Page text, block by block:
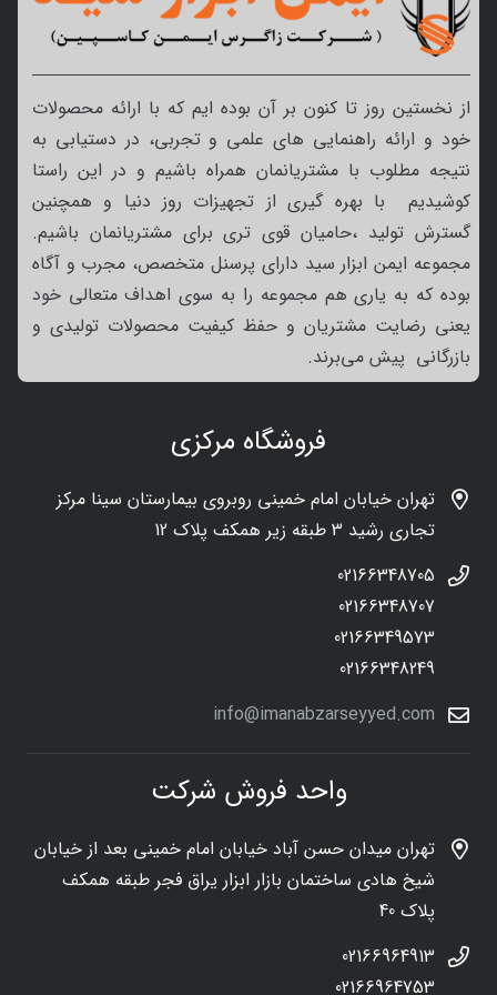
فروشگاه مرکزی
تهران خیابان امام خمینی روبروی بیمارستان سینا مرکز
تجاری رشید 3 طبقه زیر همکف پلاک 12
02166348705
02166348707
02166349573
02166348249
info@imanabzarseyyed.com
واحد فروش شرکت
تهران میدان حسن آباد خیابان امام خمینی بعد از خیابان
شیخ هادی ساختمان بازار ابزار یراق فجر طبقه همکف
پلاک 40
02166964913
02166964753
از نخستین روز تا کنون بر آن بوده ایم که با ارائه محصولات
خود و ارائه راهنمایی های علمی و تجربی، در دستیابی به
نتیجه مطلوب با مشتریانمان همراه باشیم و در این راستا
کوشیدیم با بهره گیری از تجهیزات روز دنیا و همچنین
گسترش تولید ،حامیان قوی تری برای مشتریانمان باشیم.
مجموعه ایمن ابزار سید دارای پرسنل متخصص، مجرب و آگاه
بوده که به یاری هم مجموعه را به سوی اهداف متعالی خود
یعنی رضایت مشتریان و حفظ کیفیت محصولات تولیدی و
بازرگانی پیش می‌برند.